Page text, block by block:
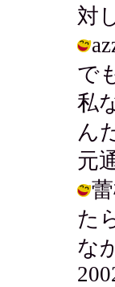
対
で
私
ん
元
た
な